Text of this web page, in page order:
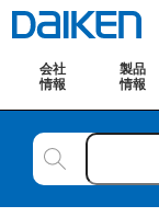
会社
情報
製品
情報